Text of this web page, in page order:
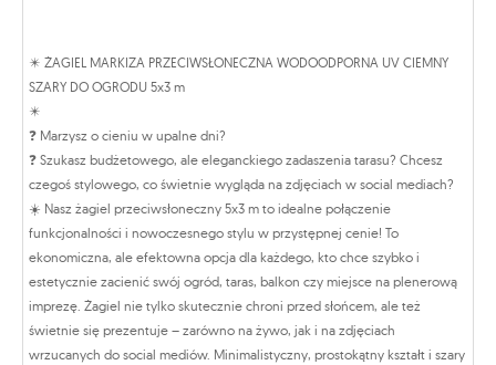
✴️ ŻAGIEL MARKIZA PRZECIWSŁONECZNA WODOODPORNA UV CIEMNY
SZARY DO OGRODU 5x3 m
✴️
❓ Marzysz o cieniu w upalne dni?
❓ Szukasz budżetowego, ale eleganckiego zadaszenia tarasu? Chcesz
czegoś stylowego, co świetnie wygląda na zdjęciach w social mediach?
☀️ Nasz żagiel przeciwsłoneczny 5x3 m to idealne połączenie
funkcjonalności i nowoczesnego stylu w przystępnej cenie! To
ekonomiczna, ale efektowna opcja dla każdego, kto chce szybko i
estetycznie zacienić swój ogród, taras, balkon czy miejsce na plenerową
imprezę. Żagiel nie tylko skutecznie chroni przed słońcem, ale też
świetnie się prezentuje – zarówno na żywo, jak i na zdjęciach
wrzucanych do social mediów. Minimalistyczny, prostokątny kształt i szary